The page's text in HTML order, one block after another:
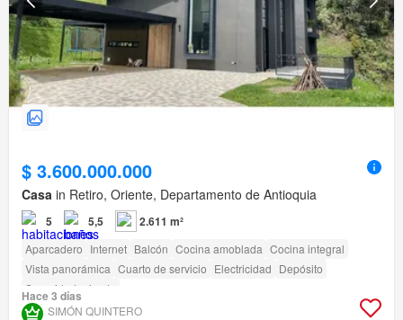
$ 3.600.000.000
Casa in Retiro, Oriente, Departamento de Antioquia
5 5,5 2.611 m²
Aparcadero Internet Balcón Cocina amoblada Cocina integral
Vista panorámica Cuarto de servicio Electricidad Depósito
Seguridad privada
Hace 3 días
SIMÓN QUINTERO